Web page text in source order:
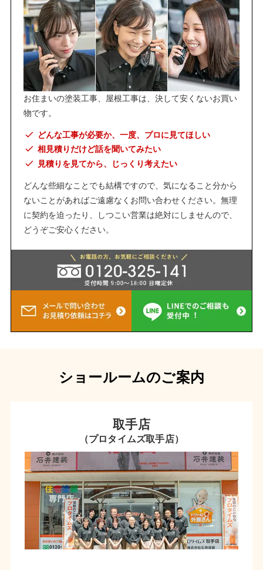
お住まいの塗装工事、屋根工事は、決して安くないお買い
物です。
どんな工事が必要か、一度、プロに見てほしい
相見積りだけど話を聞いてみたい
見積りを見てから、じっくり考えたい
どんな些細なことでも結構ですので、気になること分から
ないことがあればご遠慮なくお問い合わせください。無理
に契約を迫ったり、しつこい営業は絶対にしませんので、
どうぞご安心ください。
ショールームのご案内
取手店
（プロタイムズ取手店）